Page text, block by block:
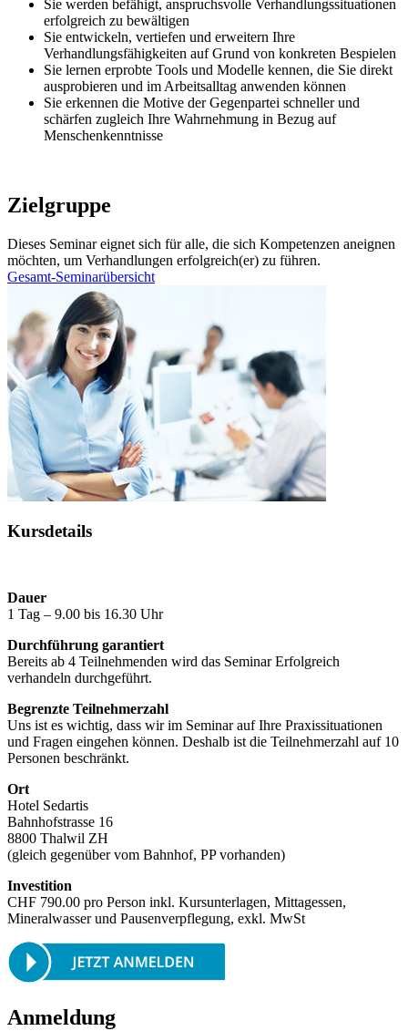
Sie werden befähigt, anspruchsvolle Verhandlungssituationen
erfolgreich zu bewältigen
Sie entwickeln, vertiefen und erweitern Ihre
Verhandlungsfähigkeiten auf Grund von konkreten Bespielen
Sie lernen erprobte Tools und Modelle kennen, die Sie direkt
ausprobieren und im Arbeitsalltag anwenden können
Sie erkennen die Motive der Gegenpartei schneller und
schärfen zugleich Ihre Wahrnehmung in Bezug auf
Menschenkenntnisse
Zielgruppe
Dieses Seminar eignet sich für alle, die sich Kompetenzen aneignen
möchten, um Verhandlungen erfolgreich(er) zu führen.
Gesamt-Seminarübersicht
Kursdetails
Dauer
1 Tag – 9.00 bis 16.30 Uhr
Durchführung garantiert
Bereits ab 4 Teilnehmenden wird das Seminar Erfolgreich
verhandeln durchgeführt.
Begrenzte Teilnehmerzahl
Uns ist es wichtig, dass wir im Seminar auf Ihre Praxissituationen
und Fragen eingehen können. Deshalb ist die Teilnehmerzahl auf 10
Personen beschränkt.
Ort
Hotel Sedartis
Bahnhofstrasse 16
8800 Thalwil ZH
(gleich gegenüber vom Bahnhof, PP vorhanden)
Investition
CHF 790.00 pro Person inkl. Kursunterlagen, Mittagessen,
Mineralwasser und Pausenverpflegung, exkl. MwSt
Anmeldung